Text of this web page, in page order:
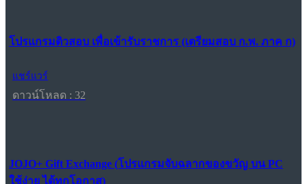
โปรแกรมติวสอบ เพื่อเข้ารับราชการ (เตรียมสอบ ก.พ. ภาค ก)
แชร์แวร์
ดาวน์โหลด : 32
JOJO+ Gift Exchange (โปรแกรมจับฉลากของขวัญ บน PC
ใช้ง่าย ได้ทุกโอกาส)